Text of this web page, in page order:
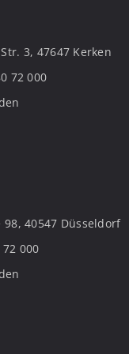
3, 47647 Kerken
72 000
98, 40547 Düsseldorf
000